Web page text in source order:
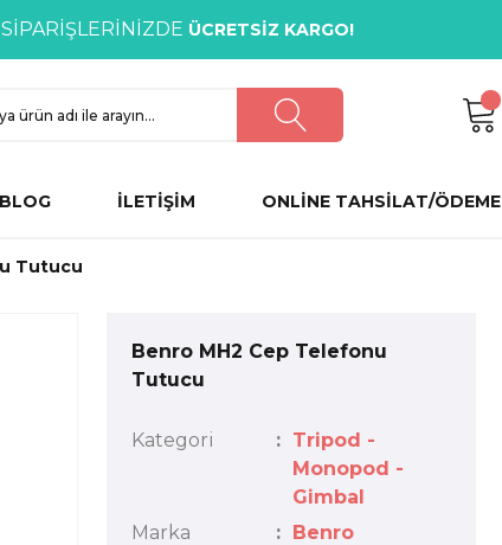
ÜCRETSİZ KARGO!
BLOG İLETİŞİM ONLİNE TAHSİLAT/ÖDEME
Tutucu
Benro MH2 Cep Telefonu
Tutucu
Kategori
Tripod -
Monopod -
Gimbal
Marka
Benro